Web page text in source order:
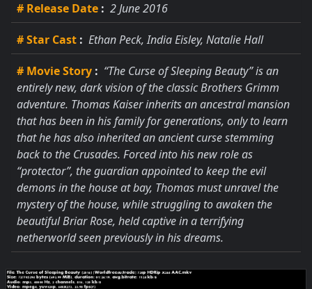
# Release Date : 2 June 2016
# Star Cast : Ethan Peck, India Eisley, Natalie Hall
# Movie Story : “The Curse of Sleeping Beauty” is an
entirely new, dark vision of the classic Brothers Grimm
adventure. Thomas Kaiser inherits an ancestral mansion
that has been in his family for generations, only to learn
that he has also inherited an ancient curse stemming
back to the Crusades. Forced into his new role as
“protector”, the guardian appointed to keep the evil
demons in the house at bay, Thomas must unravel the
mystery of the house, while struggling to awaken the
beautiful Briar Rose, held captive in a terrifying
netherworld seen previously in his dreams.